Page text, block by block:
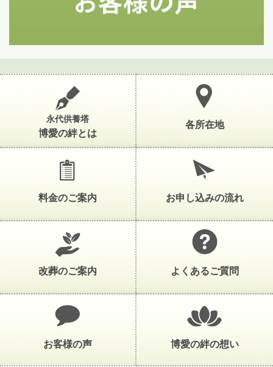
永代供養塔
博愛の絆とは
各所在地
料金のご案内 お申し込みの流れ
改葬のご案内 よくあるご質問
お客様の声 博愛の絆の想い